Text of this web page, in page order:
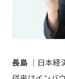
長島 ｜日本